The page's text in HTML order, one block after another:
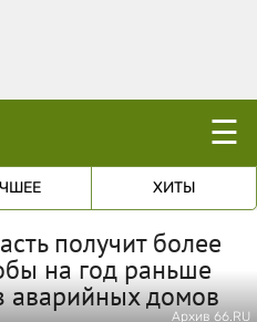
☰
ХИТЫ
получит более
на год раньше
аварийных домов
Архив 66.RU